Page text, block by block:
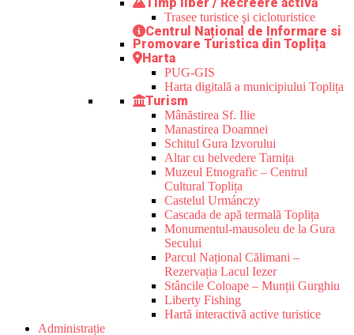
Trasee turistice şi cicloturistice
Centrul Național de Informare si
Promovare Turistica din Toplița
Harta
PUG-GIS
Harta digitală a municipiului Toplița
Turism
Mânăstirea Sf. Ilie
Manastirea Doamnei
Schitul Gura Izvorului
Altar cu belvedere Tarnița
Muzeul Etnografic – Centrul
Cultural Toplița
Castelul Urmánczy
Cascada de apă termală Toplița
Monumentul-mausoleu de la Gura
Secului
Parcul Național Călimani –
Rezervația Lacul Iezer
Stâncile Coloape – Munții Gurghiu
Liberty Fishing
Hartă interactivă active turistice
Administrație